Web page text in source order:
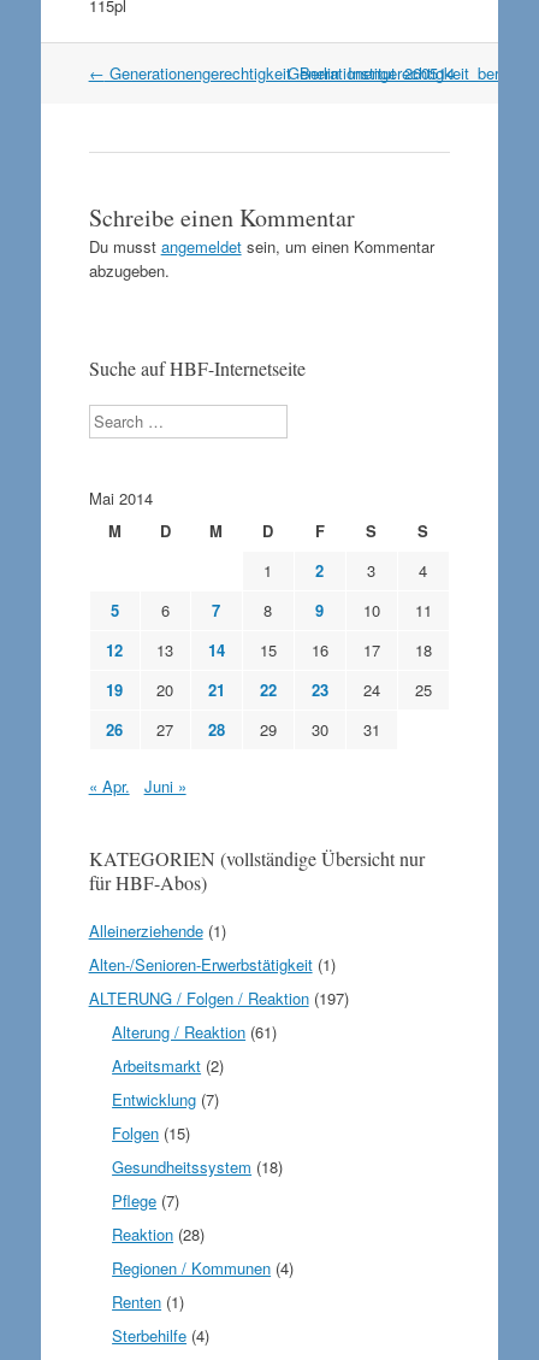
115pl
Artikel
← Generationengerechtigkeit_Berlin_Institut_260514
Schreibe einen Kommentar
Du musst angemeldetsein, um einen Kommentar
abzugeben.
Suche auf HBF-Internetseite
Search
Mai 2014
M
D M D F S
S
1
2 3
4
5
6 7 8 9 10
11
12
13 14 15 16 17
18
19
20 21 22 23 24
25
26
27 28 29 30 31
« Apr. Juni »
KATEGORIEN (vollständige Übersicht nur
für HBF-Abos)
Alleinerziehende(1)
Alten-/Senioren-Erwerbstätigkeit(1)
ALTERUNG / Folgen / Reaktion(197)
Alterung / Reaktion (61)
Arbeitsmarkt (2)
Entwicklung (7)
Folgen (15)
Gesundheitssystem (18)
Pflege (7)
Reaktion (28)
Regionen / Kommunen (4)
Renten (1)
Sterbehilfe (4)